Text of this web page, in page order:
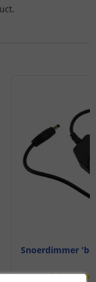
Snoerdimmer